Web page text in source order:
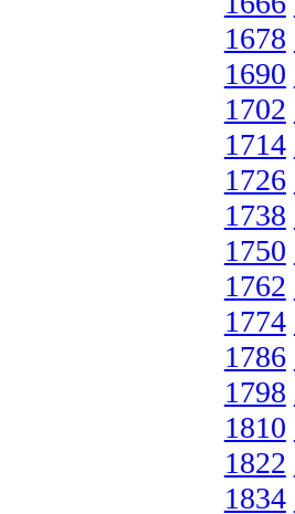
1678
1690
1702
1714
1726
1738
1750
1762
1774
1786
1798
1810
1822
1834